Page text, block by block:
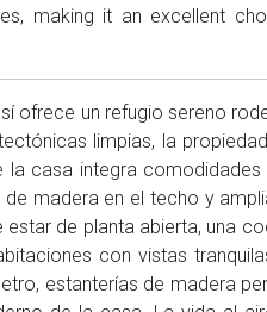
making it an excellent
ofrece un refugio sereno
limpias, la
casa integra
madera en el techo y
de planta abierta, una
con vistas
estanterías de madera